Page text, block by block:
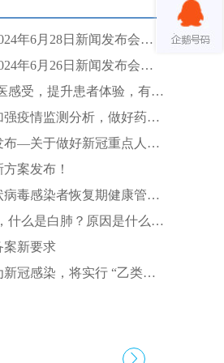
年6月28日新闻发布会文
年6月26日新闻发布会文
感受，提升患者体验，有这
疫情监测分析，做好药品
布—关于做好新冠重点人群
作的通知
案发布！
毒感染者恢复期健康管理
什么是白肺？原因是什么？
刚刚，官方权威回应……
案新要求
冠感染，将实行 “乙类乙
